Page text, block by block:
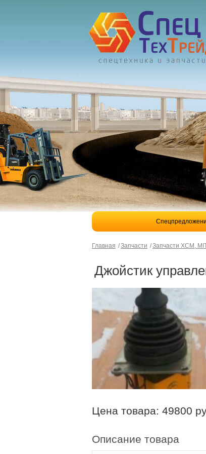
Главная Запчасти Запчасти XCM,
Джойстик
Цена товара: 49800
Описание товара